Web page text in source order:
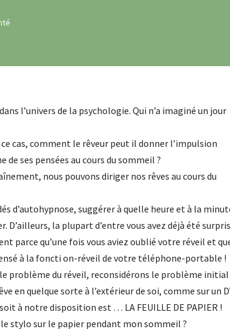
l’univers de la psychologie. Qui n’a imaginé un jour
cas, comment le rêveur peut il donner l’impulsion
ses pensées au cours du sommeil ?
nous pouvons diriger nos rêves au cours du
d’autohypnose, suggérer à quelle heure et à la
D’ailleurs, la plupart d’entre vous avez déjà été
parce qu’une fois vous aviez oublié votre réveil et
à la foncti on-réveil de votre téléphone-portable !
problème du réveil, reconsidérons le problème initial
en quelque sorte à l’extérieur de soi, comme sur un
soit à notre disposition est … LA FEUILLE DE PAPIER !
stylo sur le papier pendant mon sommeil ?